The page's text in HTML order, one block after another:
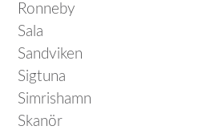
Ronneby
Sala
Sandviken
Sigtuna
Simrishamn
Skanör